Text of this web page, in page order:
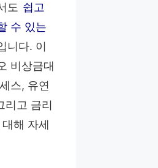
도 쉽고
수 있는
니다. 이
비상금대
스, 유연
리고 금리
해 자세